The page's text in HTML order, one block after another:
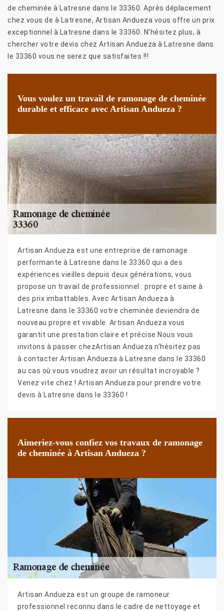
de cheminée à Latresne dans le 33360. Après déplacement
chez vous de à Latresne, Artisan Andueza vous offre un prix
exceptionnel à Latresne dans le 33360. N’hésitez plus, à
chercher votre devis chez Artisan Andueza à Latresne dans
le 33360 vous ne serez que satisfaites !!!
Vous voulez un travail de ramonage de cheminée
durable et efficace avec Artisan Andueza ?
Artisan Andueza est une entreprise de ramonage
performante à Latresne dans le 33360 qui a des
expériences vieilles depuis deux générations, vous
propose un travail de professionnel : propre et saine à
des prix imbattables. Avec Artisan Andueza à
Latresne dans le 33360 votre cheminée deviendra de
nouveau propre et vivable. Artisan Andueza vous
garantit une prestation claire et précise.Nous vous
invitons à passer chezArtisan Andueza n’hésitez pas
à contacter Artisan Andueza à Latresne dans le 33360
au cas où vous voudrez avoir un résultat incroyable ?
Venez vite chez ! Artisan Andueza pour prendre votre
devis à Latresne dans le 33360 !
Aimeriez-vous confiez vos travaux de ramonage
de cheminée à Artisan Andueza ?
Artisan Andueza est un groupe de ramoneur
professionnel reconnu dans le cadre de nettoyage et